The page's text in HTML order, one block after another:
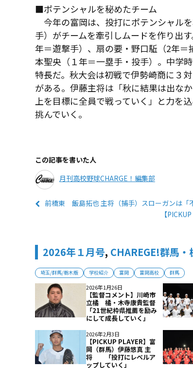
■ポテンシャルを秘めたチーム
今年の富岡は、投打にポテンシャル
手）がチームを牽引しムードを作り出
年＝遊撃手）、扇の要・野口駈（2年
本聖央（１年＝一塁手・投手）。中学
特長だ。秋大会は初戦で伊勢崎商に３
がある。伊藤主将は「秋に結果は出な
上を目標に全員で戦っていく」と力を
挑んでいく。
この記事を書いた人
月刊高校野球CHARGE！編集部
前橋東 飯島拓也 主将（捕手）スローガンは「
【
2026年１月号, CHAREGE!群馬・
埼玉/群馬/栃木版 学校紹介 富岡 富岡高校 群馬
2026年1月26日
【監督コメント】川崎市
立橘 橘・木寺康貴監督
「21世紀枠県推薦を励み
にして成長していく」
2026年2月3日
【PICKUP PLAYER】富
岡（群馬）伊藤悠真 主
将 「投打にレベルア
ップしていく」